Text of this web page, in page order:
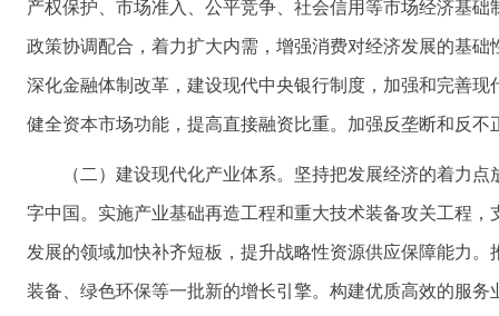
产权保护、市场准入、公平竞争、社会信用等市场经济基
政策协调配合，着力扩大内需，增强消费对经济发展的基
深化金融体制改革，建设现代中央银行制度，加强和完善
健全资本市场功能，提高直接融资比重。加强反垄断和反
（二）建设现代化产业体系。坚持把发展经济的着力
字中国。实施产业基础再造工程和重大技术装备攻关工程
发展的领域加快补齐短板，提升战略性资源供应保障能力
装备、绿色环保等一批新的增长引擎。构建优质高效的服